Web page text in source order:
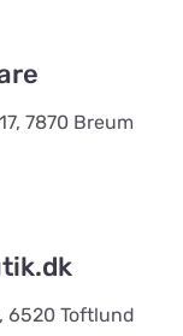
&
& djur-butik
1
7870 Breum
6520 Toftlund